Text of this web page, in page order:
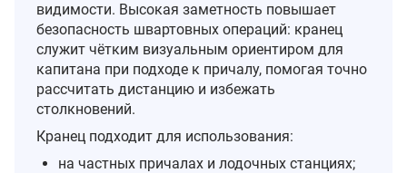
видимости. Высокая заметность повышает
безопасность швартовных операций: кранец
служит чётким визуальным ориентиром для
капитана при подходе к причалу, помогая точно
рассчитать дистанцию и избежать
столкновений.
Кранец подходит для использования:
на частных причалах и лодочных станциях;